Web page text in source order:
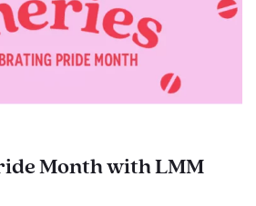
Month with LMM